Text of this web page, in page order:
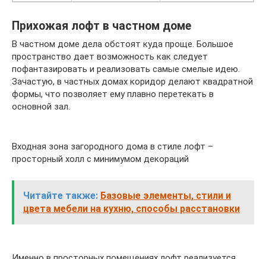
Прихожая лофт в частном доме
В частном доме дела обстоят куда проще. Большое
пространство дает возможность как следует
пофантазировать и реализовать самые смелые идею.
Зачастую, в частных домах коридор делают квадратной
формы, что позволяет ему плавно перетекать в
основной зал.
Входная зона загородного дома в стиле лофт –
просторный холл с минимумом декораций
Читайте также: Базовые элементы, стили и
цвета мебели на кухню, способы расстановки